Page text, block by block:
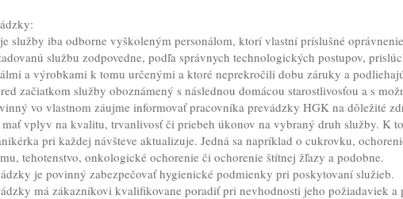
služby iba odborne vyškoleným personálom, ktorí vlastní príslušné
službu zodpovedne, podľa správnych technologických postupov,
a výrobkami k tomu určenými a ktoré neprekročili dobu záruky a
začiatkom služby oboznámený s následnou domácou starostlivosťou a s
vo vlastnom záujme informovať pracovníka prevádzky HGK na dôležité
vplyv na kvalitu, trvanlivosť či priebeh úkonov na vybraný druh služby. K
pri každej návšteve aktualizuje. Jedná sa napríklad o cukrovku,
tehotenstvo, onkologické ochorenie či ochorenie štítnej žľazy a podobne.
je povinný zabezpečovať hygienické podmienky pri poskytovaní služieb.
má zákazníkovi kvalifikovane poradiť pri nevhodnosti jeho požiadaviek